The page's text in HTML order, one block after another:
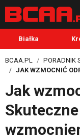
Białka
BCAA.PL PORADNIK
JAK WZMOCNIĆ
Jak